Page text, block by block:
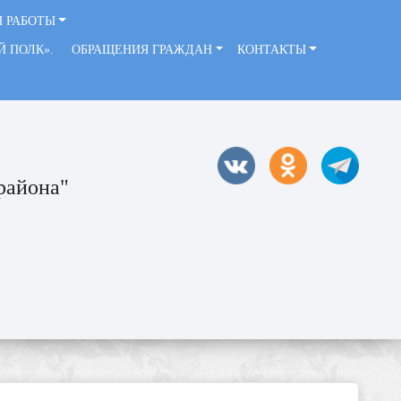
РАБОТЫ
ПОЛК». ОБРАЩЕНИЯ ГРАЖДАН КОНТАКТЫ